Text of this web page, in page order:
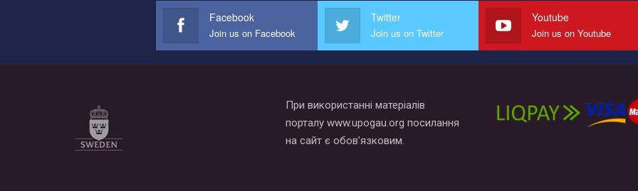
Facebook
Join us on Facebook
Twitter
Join us on Twitter
Youtube
Join us on Youtube
При використанні матеріалів
порталу www.upogau.org посилання
на сайт є обов’язковим.